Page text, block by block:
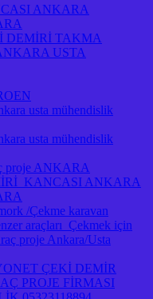
ANKARA
DEMİRİ TAKMA
USTA
usta mühendislik
usta mühendislik
proje ANKARA
KANCASI ANKARA
/Çekme karavan
araçları Çekmek için
proje Ankara/Usta
ÇEKİ DEMİR
PROJE FİRMASI